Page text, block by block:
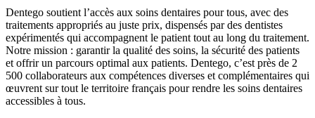
Dentego soutient l’accès aux soins dentaires pour tous, avec des
traitements appropriés au juste prix, dispensés par des dentistes
expérimentés qui accompagnent le patient tout au long du traitement.
Notre mission : garantir la qualité des soins, la sécurité des patients
et offrir un parcours optimal aux patients. Dentego, c’est près de 2
500 collaborateurs aux compétences diverses et complémentaires qui
œuvrent sur tout le territoire français pour rendre les soins dentaires
accessibles à tous.